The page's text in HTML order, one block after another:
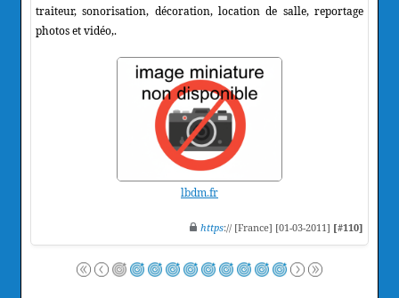
traiteur, sonorisation, décoration, location de salle, reportage
photos et vidéo,.
lbdm.fr
https:// [France] [01-03-2011] [#110]